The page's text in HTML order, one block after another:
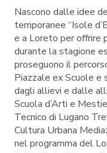
Nascono dalle idee
temporanee “Isole
e a Loreto per offrire
durante la stagione
proseguono il
Piazzale ex Scuole
dagli allievi e dalle
Scuola d’Arti e
Tecnico di Lugano
Cultura Urbana
nel programma del